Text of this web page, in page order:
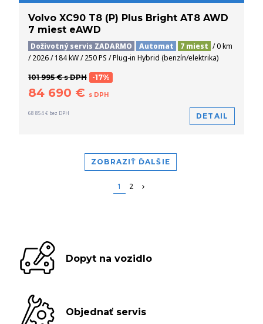
Volvo XC90 T8 (P) Plus Bright AT8 AWD
7 miest eAWD
Doživotný servis ZADARMO Automat 7 miest / 0 km
/ 2026 / 184 kW / 250 PS / Plug-in Hybrid (benzín/elektrika)
101 995 € s DPH -17%
84 690 € s DPH
68 854 € bez DPH DETAIL
ZOBRAZIŤ ĎALŠIE
1 2
Dopyt na vozidlo
Objednať servis